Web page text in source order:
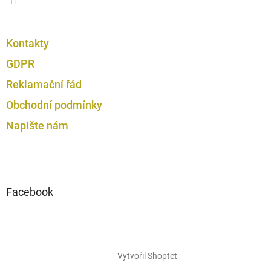
Kontakty
GDPR
Reklamační řád
Obchodní podmínky
Napište nám
Facebook
Vytvořil Shoptet